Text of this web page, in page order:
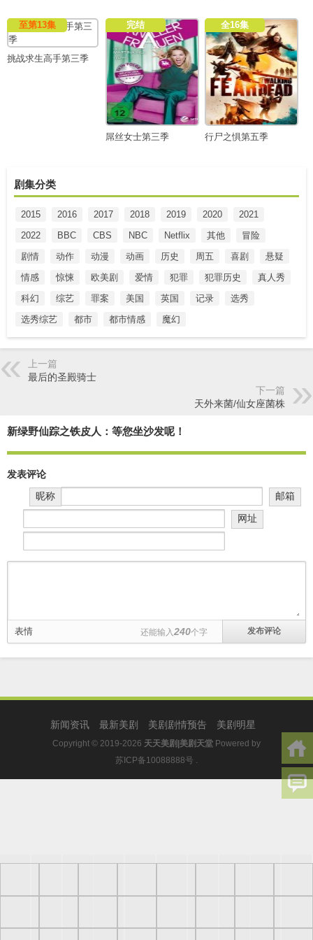
至第13集
挑战求生高手第三季
完结
屌丝女士第三季
全16集
行尸之惧第五季
剧集分类
2015 2016 2017 2018 2019 2020
2021
2022
BBC CBS NBC Netflix 其他
冒险
剧情
动作 动漫 动画 历史 周五 喜剧
悬疑
情感
惊悚 欧美剧 爱情 犯罪 犯罪历史
真人秀
科幻
综艺 罪案 美国 英国 记录
选秀
选秀综艺
都市 都市情感 魔幻
上一篇
最后的圣殿骑士
下一篇
天外来菌/仙女座菌株
新绿野仙踪之铁皮人：等您坐沙发呢！
发表评论
昵称
邮箱
网址
表情 还能输入 240个字
新闻资讯 最新美剧 美剧剧情预告 美剧明星
Copyright © 2019-2026 天天美剧|美剧天堂 Powered by
苏ICP备10088888号 .